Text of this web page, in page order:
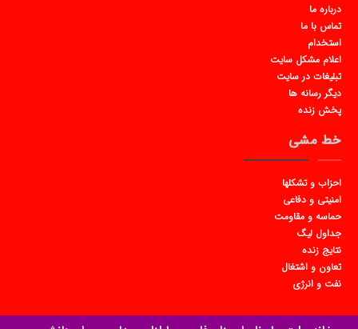
درباره ما
تماس با ما
استخدام
اعلام مشکل سایت
تبلیغات در سایت
دیگر رسانه ها
پخش زنده
خط مشی
احزاب و تشکلها
امنیتی و دفاعی
حماسه و مقاومت
جداول لیگ
نتایج زنده
تعاون و اشتغال
نفت و انرژی